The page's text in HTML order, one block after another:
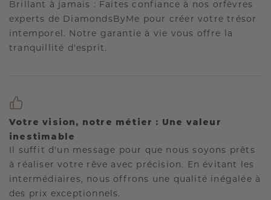
Brillant à jamais : Faites confiance à nos orfèvres
experts de DiamondsByMe pour créer votre trésor
intemporel. Notre garantie à vie vous offre la
tranquillité d'esprit.
Votre vision, notre métier : Une valeur
inestimable
Il suffit d'un message pour que nous soyons prêts
à réaliser votre rêve avec précision. En évitant les
intermédiaires, nous offrons une qualité inégalée à
des prix exceptionnels.